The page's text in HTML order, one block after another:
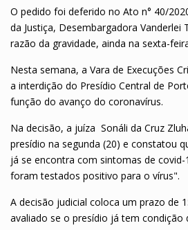
O pedido foi deferido no Ato n° 40/
da Justiça, Desembargadora Vanderlei
razão da gravidade, ainda na sexta-
Nesta semana, a Vara de Execuções
a interdição do Presídio Central de
função do avanço do coronavírus.
Na decisão, a juíza Sonáli da Cruz
presídio na segunda (20) e constatou
já se encontra com sintomas de
foram testados positivo para o vírus".
A decisão judicial coloca um prazo de
avaliado se o presídio já tem condição